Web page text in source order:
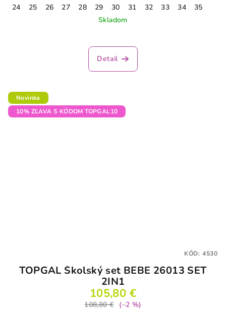
24 25 26 27 28 29 30 31 32 33 34
35
Skladom
Detail
Novinka
10% ZĽAVA S KÓDOM TOPGAL10
TOPGAL Školský set BEBE 26013 SET
2IN1
105,80 €
108,80 €
(–2 %)
KÓD: 4530